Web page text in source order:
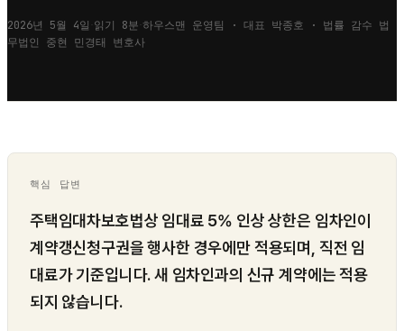
2026년 5월 4일 읽기 8분 하우스맨 운영팀 · 대표 박종호 · 법률 감수 법
무법인 중현 민경태 변호사
핵심 답변
주택임대차보호법상 임대료 5% 인상 상한은 임차인이
계약갱신청구권을 행사한 경우에만 적용되며, 직전 임
대료가 기준입니다. 새 임차인과의 신규 계약에는 적용
되지 않습니다.